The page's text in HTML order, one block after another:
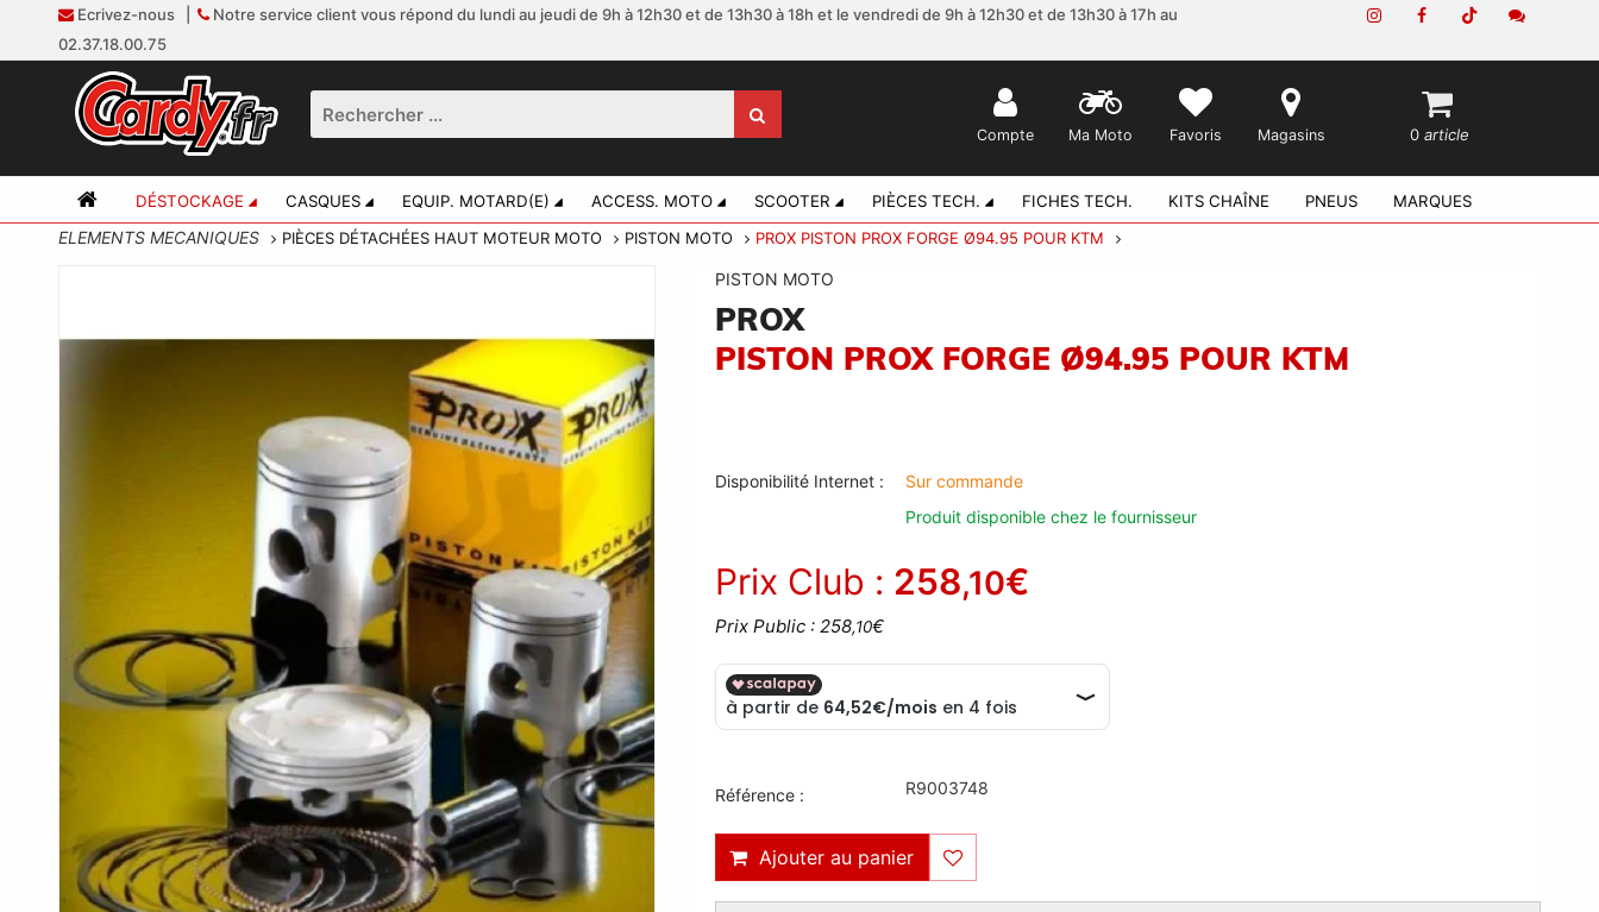
Ecrivez-nous
Notre service client vous répond du lundi au jeudi de 9h à 12h30 et de 13h30 à 18h et le vendredi de 9h à 12h30 et de 13h30 à 17h au
02.37.18.00.75
0 article
Magasins
Favoris
Ma Moto
Compte
DÉSTOCKAGE CASQUES EQUIP. MOTARD(E) ACCESS. MOTO SCOOTER PIÈCES TECH. FICHES TECH. KITS CHAÎNE PNEUS MARQUES
ELEMENTS MECANIQUES PIÈCES DÉTACHÉES HAUT MOTEUR MOTO PISTON MOTO PROX PISTON PROX FORGE Ø94.95 POUR KTM
PISTON MOTO
PROX
PISTON PROX FORGE Ø94.95 POUR KTM
Disponibilité Internet :
Sur commande
Produit disponible chez le fournisseur
Prix Club : 258,10€
Prix Public : 258,10€
Référence : R9003748
Ajouter au panier